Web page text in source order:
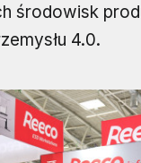
środowisk
4.0.